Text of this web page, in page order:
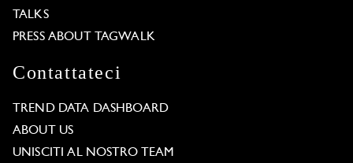
TALKS
PRESS ABOUT TAGWALK
Contattateci
TREND DATA DASHBOARD
ABOUT US
UNISCITI AL NOSTRO TEAM